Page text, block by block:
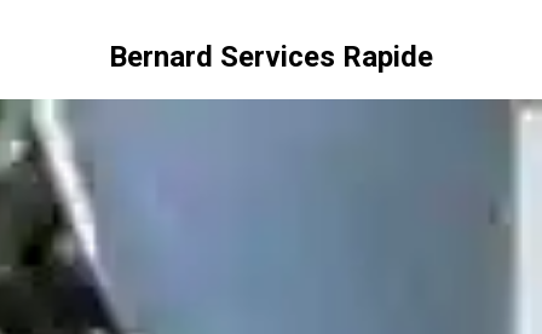
Bernard Services Rapide